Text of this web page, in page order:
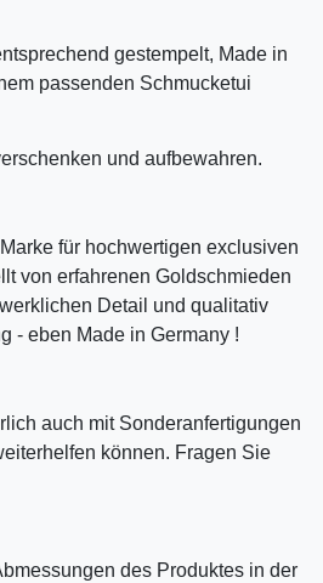
gestempelt, Made in
passenden Schmucketui
und aufbewahren.
für hochwertigen exclusiven
von erfahrenen Goldschmieden
Detail und qualitativ
- eben Made in Germany !
auch mit Sonderanfertigungen
können. Fragen Sie
des Produktes in der